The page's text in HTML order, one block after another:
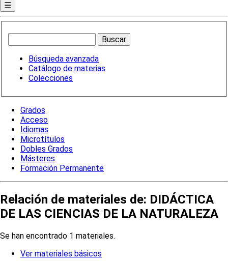
☰
Búsqueda avanzada
Catálogo de materias
Colecciones
Grados
Acceso
Idiomas
Microtítulos
Dobles Grados
Másteres
Formación Permanente
Relación de materiales de: DIDÁCTICA
DE LAS CIENCIAS DE LA NATURALEZA
Se han encontrado 1 materiales.
Ver materiales básicos